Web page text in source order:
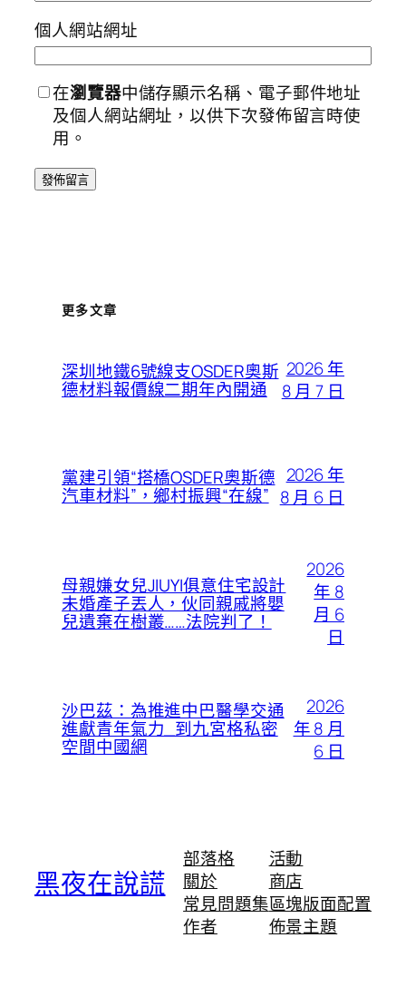
個人網站網址
在瀏覽器中儲存顯示名稱、電子郵件地址
及個人網站網址，以供下次發佈留言時使
用。
更多文章
深圳地鐵6號線支OSDER奧斯
德材料報價線二期年內開通
2026 年
8 月 7 日
黨建引領“搭橋OSDER奧斯德
汽車材料”，鄉村振興“在線”
2026 年
8 月 6 日
母親嫌女兒JIUYI俱意住宅設計
未婚產子丟人，伙同親戚將嬰
兒遺棄在樹叢……法院判了！
2026
年 8
月 6
日
沙巴茲：為推進中巴醫學交通
進獻青年氣力_到九宮格私密
空間中國網
2026
年 8 月
6 日
黑夜在說謊
部落格
關於
常見問題集
作者
活動
商店
區塊版面配置
佈景主題